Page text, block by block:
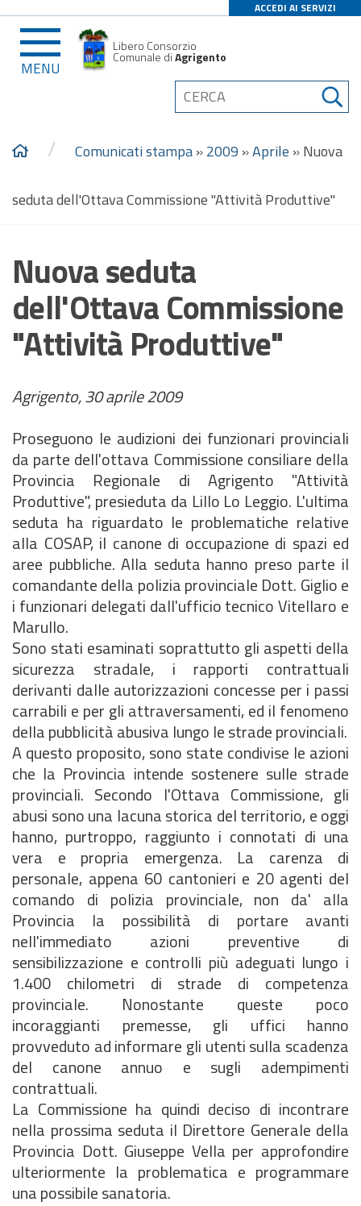
ACCEDI AI SERVIZI
MENU
Libero Consorzio
Comunale diAgrigento
/ Comunicati stampa»2009 »Aprile »Nuova
seduta dell'Ottava Commissione "Attività Produttive"
Nuova seduta
dell'Ottava Commissione
"Attività Produttive"
Agrigento, 30 aprile 2009
Proseguono le audizioni dei funzionari provinciali
da parte dell'ottava Commissione consiliare della
Provincia Regionale di Agrigento "Attività
Produttive", presieduta da Lillo Lo Leggio. L'ultima
seduta ha riguardato le problematiche relative
alla COSAP, il canone di occupazione di spazi ed
aree pubbliche. Alla seduta hanno preso parte il
comandante della polizia provinciale Dott. Giglio e
i funzionari delegati dall'ufficio tecnico Vitellaro e
Marullo.
Sono stati esaminati soprattutto gli aspetti della
sicurezza stradale, i rapporti contrattuali
derivanti dalle autorizzazioni concesse per i passi
carrabili e per gli attraversamenti, ed il fenomeno
della pubblicità abusiva lungo le strade provinciali.
A questo proposito, sono state condivise le azioni
che la Provincia intende sostenere sulle strade
provinciali. Secondo l'Ottava Commissione, gli
abusi sono una lacuna storica del territorio, e oggi
hanno, purtroppo, raggiunto i connotati di una
vera e propria emergenza. La carenza di
personale, appena 60 cantonieri e 20 agenti del
comando di polizia provinciale, non da' alla
Provincia la possibilità di portare avanti
nell'immediato azioni preventive di
sensibilizzazione e controlli più adeguati lungo i
1.400 chilometri di strade di competenza
provinciale. Nonostante queste poco
incoraggianti premesse, gli uffici hanno
provveduto ad informare gli utenti sulla scadenza
del canone annuo e sugli adempimenti
contrattuali.
La Commissione ha quindi deciso di incontrare
nella prossima seduta il Direttore Generale della
Provincia Dott. Giuseppe Vella per approfondire
ulteriormente la problematica e programmare
una possibile sanatoria.